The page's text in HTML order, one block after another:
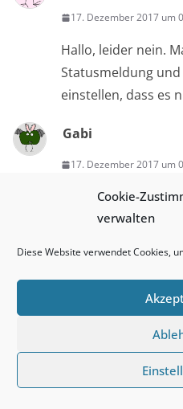
Cookie-
verwalten
Diese Website verwendet Cookies,
17. Dezember 2017 um
Hallo, leider nein.
Statusmeldung und
einstellen, dass es
Gabi
17. Dezember 2017 um
Hallo , kann ich
meine Whatsapp
derschlauberger
Wer behauptet
kann dann ja auch
Fragen